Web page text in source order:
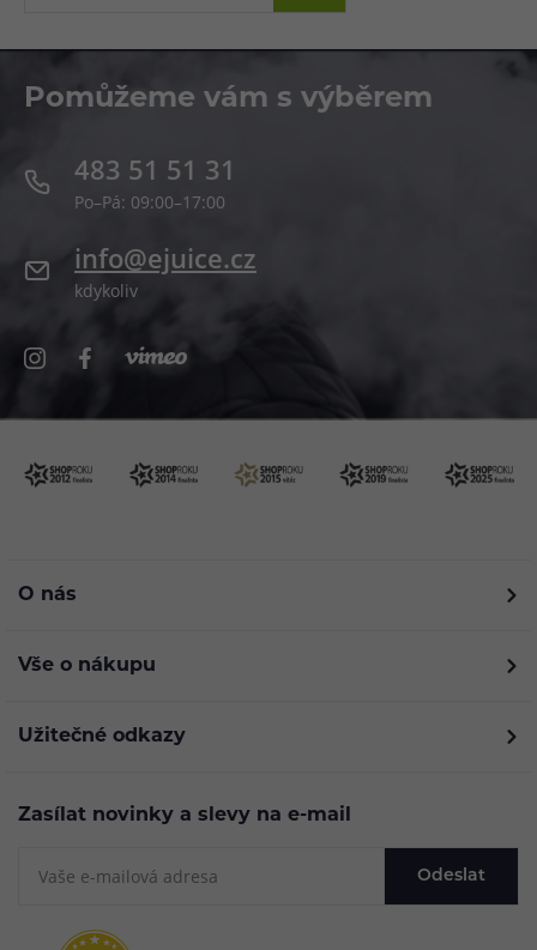
Pomůžeme vám s výběrem
483 51 51 31
Po–Pá: 09:00–17:00
info@ejuice.cz
kdykoliv
O nás
Vše o nákupu
Užitečné odkazy
Zasílat novinky a slevy na e-mail
Odeslat